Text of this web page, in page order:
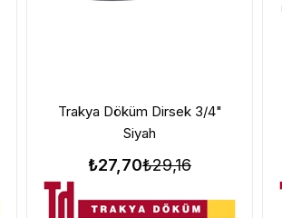
Trakya Döküm Dirsek 3/4"
Siyah
₺27,70₺29,16